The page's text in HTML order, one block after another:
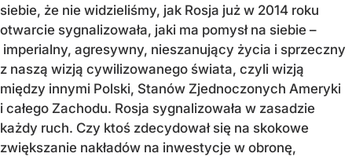
siebie, że nie widzieliśmy, jak Rosja już w 2014 roku
otwarcie sygnalizowała, jaki ma pomysł na siebie –
imperialny, agresywny, nieszanujący życia i sprzeczny
z naszą wizją cywilizowanego świata, czyli wizją
między innymi Polski, Stanów Zjednoczonych Ameryki
i całego Zachodu. Rosja sygnalizowała w zasadzie
każdy ruch. Czy ktoś zdecydował się na skokowe
zwiększanie nakładów na inwestycje w obronę,